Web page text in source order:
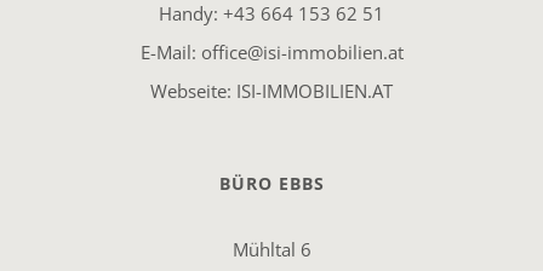
Handy: +43 664 153 62 51
E-Mail: office@isi-immobilien.at
Webseite: ISI-IMMOBILIEN.AT
BÜRO EBBS
Mühltal 6